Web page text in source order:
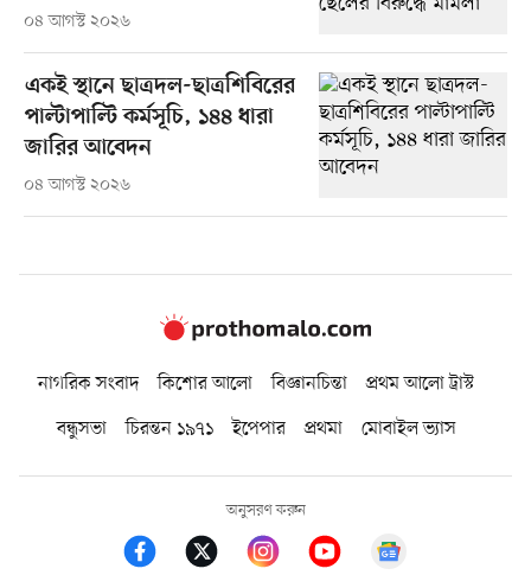
০৪ আগস্ট ২০২৬
একই স্থানে ছাত্রদল-ছাত্রশিবিরের
পাল্টাপাল্টি কর্মসূচি, ১৪৪ ধারা
জারির আবেদন
০৪ আগস্ট ২০২৬
নাগরিক সংবাদ কিশোর আলো বিজ্ঞানচিন্তা
প্রথম আলো ট্রাস্ট
বন্ধুসভা
চিরন্তন ১৯৭১ ইপেপার প্রথমা মোবাইল ভ্যাস
অনুসরণ করুন